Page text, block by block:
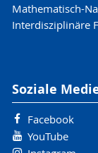
Mathematisch-
Interdisziplinäre
Soziale
Facebook
YouTube